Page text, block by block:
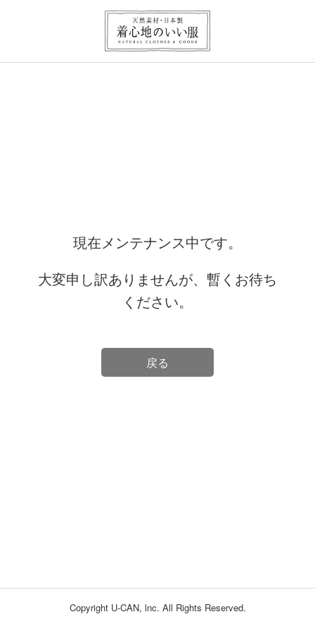
現在メンテナンス中です。
大変申し訳ありませんが、暫くお待ち
ください。
戻る
Copyright U-CAN, lnc. All Rights Reserved.